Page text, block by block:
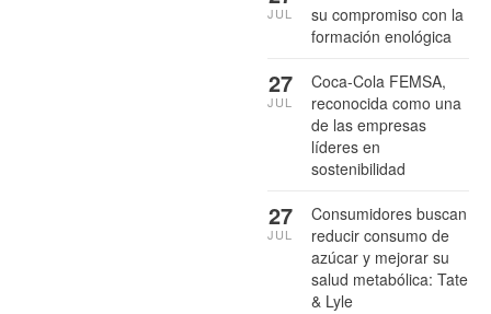
su compromiso con la
formación enológica
JUL
Coca-Cola FEMSA,
reconocida como una
de las empresas
líderes en
sostenibilidad
27
JUL
Consumidores buscan
reducir consumo de
azúcar y mejorar su
salud metabólica: Tate
& Lyle
27
JUL